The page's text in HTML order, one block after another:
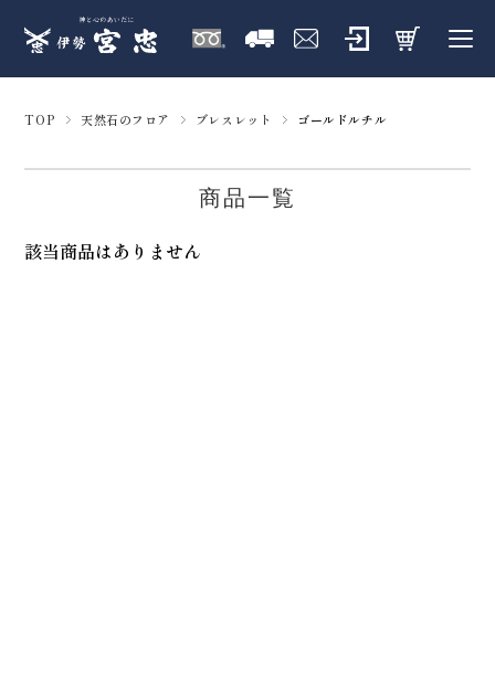
TOP 天然石のフロア ブレスレット ゴールドルチル
商品一覧
該当商品はありません